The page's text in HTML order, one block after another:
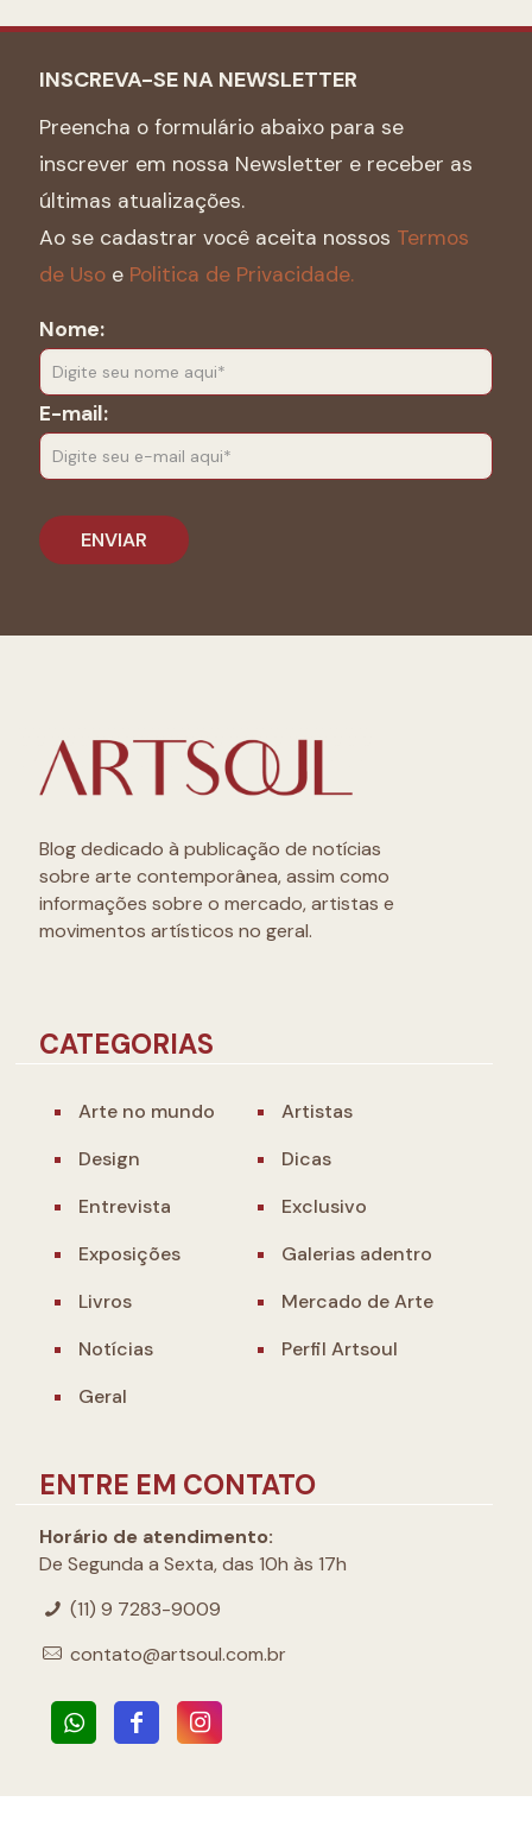
INSCREVA-SE NA NEWSLETTER
Preencha o formulário abaixo para se
inscrever em nossa Newsletter e receber as
últimas atualizações.
Ao se cadastrar você aceita nossos Termos
de Uso e Politica de Privacidade.
Nome:
E-mail:
Blog dedicado à publicação de notícias
sobre arte contemporânea, assim como
informações sobre o mercado, artistas e
movimentos artísticos no geral.
CATEGORIAS
Arte no mundo
Artistas
Design
Dicas
Entrevista
Exclusivo
Exposições
Galerias adentro
Livros
Mercado de Arte
Notícias
Perfil Artsoul
Geral
ENTRE EM CONTATO
Horário de atendimento:
De Segunda a Sexta, das 10h às 17h
(11) 9 7283-9009
contato@artsoul.com.br